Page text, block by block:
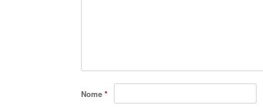
Nome *